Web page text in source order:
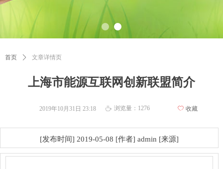
上海市能源互联网创新联盟简介
首页 ꄲ 文章详情页
[发布时间] 2019-05-08 [作者] admin [来源]
2019年10月31日 23:18 ꄘ 浏览量： 1276 ꄀ 收藏